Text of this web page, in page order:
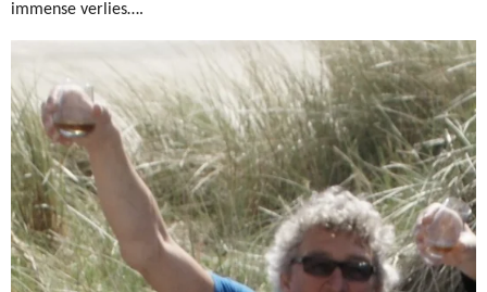
immense verlies….